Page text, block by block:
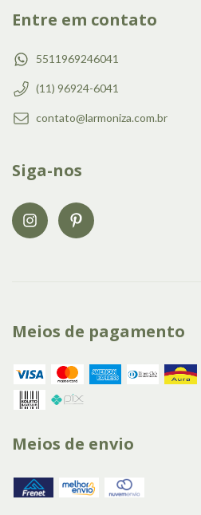
Entre em contato
5511969246041
(11) 96924-6041
contato@larmoniza.com.br
Siga-nos
Meios de pagamento
Meios de envio